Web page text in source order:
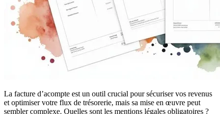
La facture d’acompte est un outil crucial pour sécuriser vos revenus
et optimiser votre flux de trésorerie, mais sa mise en œuvre peut
sembler complexe. Quelles sont les mentions légales obligatoires ?